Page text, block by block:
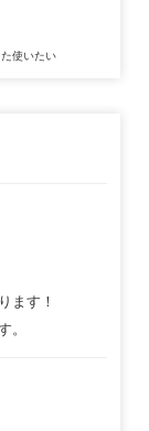
た使いたい
ます！
。